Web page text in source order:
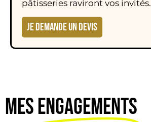
pâtisseries raviront vos invités.
JE DEMANDE UN DEVIS
MESENGAGEMENTS